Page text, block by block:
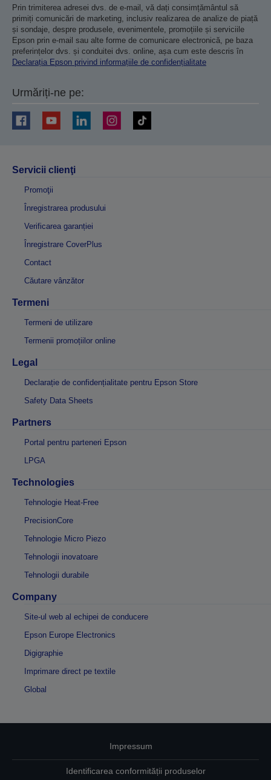
Prin trimiterea adresei dvs. de e-mail, vă dați consimțământul să
primiți comunicări de marketing, inclusiv realizarea de analize de piață
și sondaje, despre produsele, evenimentele, promoțiile și serviciile
Epson prin e-mail sau alte forme de comunicare electronică, pe baza
preferințelor dvs. și conduitei dvs. online, așa cum este descris în
Declarația Epson privind informațiile de confidențialitate
Urmăriți-ne pe:
Servicii clienţi
Promoţii
Înregistrarea produsului
Verificarea garanției
Înregistrare CoverPlus
Contact
Căutare vânzător
Termeni
Termeni de utilizare
Termenii promoțiilor online
Legal
Declarație de confidențialitate pentru Epson Store
Safety Data Sheets
Partners
Portal pentru parteneri Epson
LPGA
Technologies
Tehnologie Heat-Free
PrecisionCore
Tehnologie Micro Piezo
Tehnologii inovatoare
Tehnologii durabile
Company
Site-ul web al echipei de conducere
Epson Europe Electronics
Digigraphie
Imprimare direct pe textile
Global
Impressum
Identificarea conformității produselor